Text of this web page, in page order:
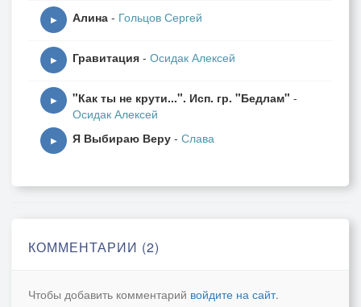
▶ Алина - Гольцов Сергей
▶ Гравитация - Осидак Алексей
▶ "Как ты не крути...". Исп. гр. "Бедлам" -
Осидак Алексей
▶ Я Выбираю Веру - Слава
КОММЕНТАРИИ (2)
Чтобы добавить комментарий войдите на сайт.